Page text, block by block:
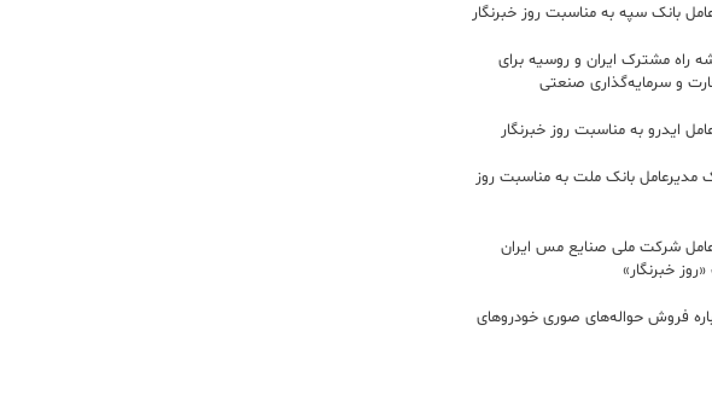
بانک سپه به مناسبت روز خبرنگار
راه مشترک ایران و روسیه برای
و سرمایه‌گذاری صنعتی
ایدرو به مناسبت روز خبرنگار
مدیرعامل بانک ملت به مناسبت روز
شرکت ملی صنایع مس ایران
خبرنگار»
فروش حواله‌های صوری خودروهای